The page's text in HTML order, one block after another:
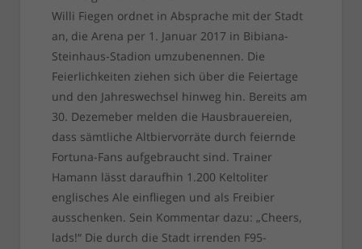
Willi Fiegen ordnet in Absprache mit der Stadt
an, die Arena per 1. Januar 2017 in Bibiana-
Steinhaus-Stadion umzubenennen. Die
Feierlichkeiten ziehen sich über die Feiertage
und den Jahreswechsel hinweg hin. Bereits am
30. Dezemeber melden die Hausbrauereien,
dass sämtliche Altbiervorräte durch feiernde
Fortuna-Fans aufgebraucht sind. Trainer
Hamann lässt daraufhin 1.200 Keltoliter
englisches Ale einfliegen und als Freibier
ausschenken. Sein Kommentar dazu: „Cheers,
lads!“ Die durch die Stadt irrenden F95-